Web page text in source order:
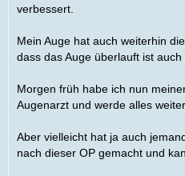
verbessert.
Mein Auge hat auch weiterhin
dass das Auge überlauft ist auch
Morgen früh habe ich nun
Augenarzt und werde alles
Aber vielleicht hat ja auch
nach dieser OP gemacht und